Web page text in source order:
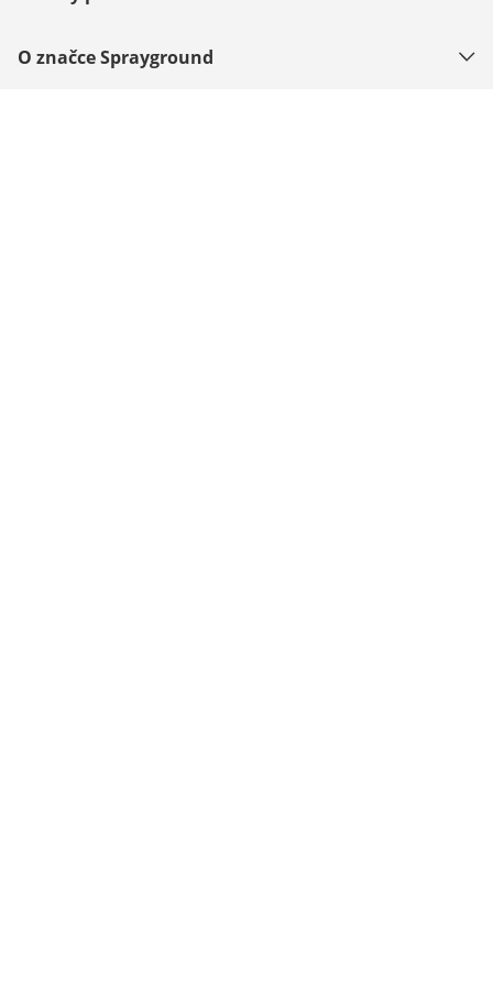
O značce Sprayground